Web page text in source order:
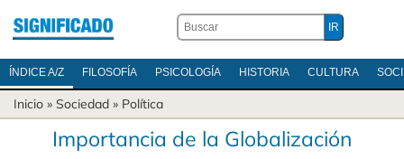
ÍNDICE A/Z FILOSOFÍA PSICOLOGÍA HISTORIA CULTURA
Inicio » Sociedad » Política
Importancia de la Globalización